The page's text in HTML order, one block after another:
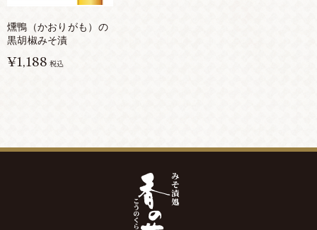
燻鴨（かおりがも）の
黒胡椒みそ漬
¥1,188 税込